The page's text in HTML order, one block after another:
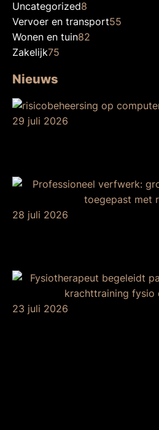
Uncategorized8
Vervoer en transport55
Wonen en tuin82
Zakelijk75
Nieuws
29 juli 2026
28 juli 2026
23 juli 2026